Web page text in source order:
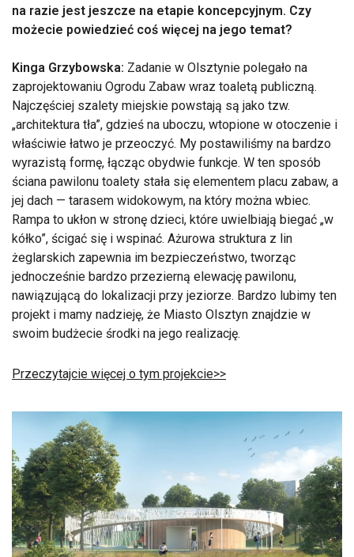
na razie jest jeszcze na etapie koncepcyjnym. Czy
możecie powiedzieć coś więcej na jego temat?
Kinga Grzybowska: Zadanie w Olsztynie polegało na
zaprojektowaniu Ogrodu Zabaw wraz toaletą publiczną.
Najczęściej szalety miejskie powstają są jako tzw.
„architektura tła”, gdzieś na uboczu, wtopione w otoczenie i
właściwie łatwo je przeoczyć. My postawiliśmy na bardzo
wyrazistą formę, łącząc obydwie funkcje. W ten sposób
ściana pawilonu toalety stała się elementem placu zabaw, a
jej dach — tarasem widokowym, na który można wbiec.
Rampa to ukłon w stronę dzieci, które uwielbiają biegać „w
kółko”, ścigać się i wspinać. Ażurowa struktura z lin
żeglarskich zapewnia im bezpieczeństwo, tworząc
jednocześnie bardzo przezierną elewację pawilonu,
nawiązującą do lokalizacji przy jeziorze. Bardzo lubimy ten
projekt i mamy nadzieję, że Miasto Olsztyn znajdzie w
swoim budżecie środki na jego realizację.
Przeczytajcie więcej o tym projekcie>>